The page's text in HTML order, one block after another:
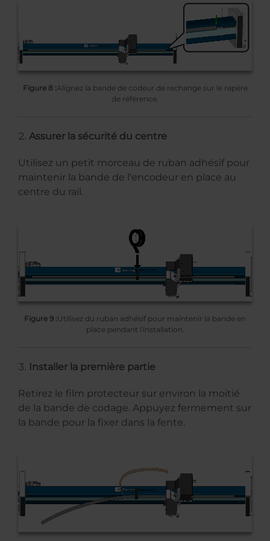
Figure 8 :Alignez la bande de codeur de rechange sur le repère
de référence.
Assurer la sécurité du centre
Utilisez un petit morceau de ruban adhésif pour
maintenir la bande de l'encodeur en place au
centre du rail.
Figure 9 :Utilisez du ruban adhésif pour maintenir la bande en
place pendant l'installation.
Installer la première partie
Retirez le film protecteur sur environ la moitié
de la bande de codage. Appuyez fermement sur
la bande pour la fixer dans la fente.